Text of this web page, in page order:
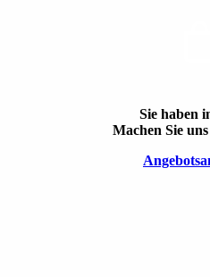
Sie haben
Machen Sie